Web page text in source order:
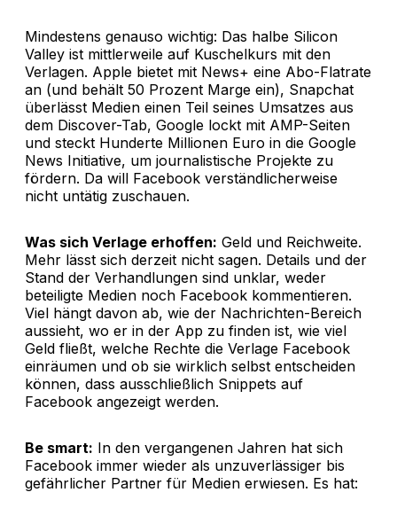
Mindestens genauso wichtig: Das halbe Silicon
Valley ist mittlerweile auf Kuschelkurs mit den
Verlagen. Apple bietet mit News+ eine Abo-Flatrate
an (und behält 50 Prozent Marge ein), Snapchat
überlässt Medien einen Teil seines Umsatzes aus
dem Discover-Tab, Google lockt mit AMP-Seiten
und steckt Hunderte Millionen Euro in die Google
News Initiative, um journalistische Projekte zu
fördern. Da will Facebook verständlicherweise
nicht untätig zuschauen.
Was sich Verlage erhoffen: Geld und Reichweite.
Mehr lässt sich derzeit nicht sagen. Details und der
Stand der Verhandlungen sind unklar, weder
beteiligte Medien noch Facebook kommentieren.
Viel hängt davon ab, wie der Nachrichten-Bereich
aussieht, wo er in der App zu finden ist, wie viel
Geld fließt, welche Rechte die Verlage Facebook
einräumen und ob sie wirklich selbst entscheiden
können, dass ausschließlich Snippets auf
Facebook angezeigt werden.
Be smart: In den vergangenen Jahren hat sich
Facebook immer wieder als unzuverlässiger bis
gefährlicher Partner für Medien erwiesen. Es hat: